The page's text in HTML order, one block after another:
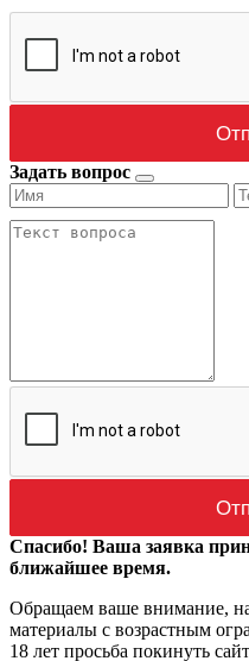
Задать вопрос
Спасибо! Ваша заявка
ближайшее время.
Обращаем ваше внимание,
материалы с возрастным
18 лет просьба покинуть